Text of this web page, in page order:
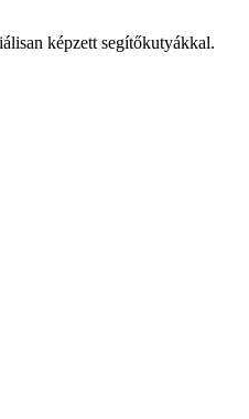
képzett segítőkutyákkal.